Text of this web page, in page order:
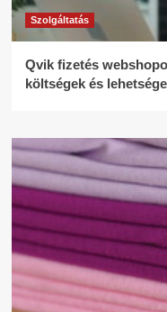
Szolgáltatás
Qvik fizetés
költségek és